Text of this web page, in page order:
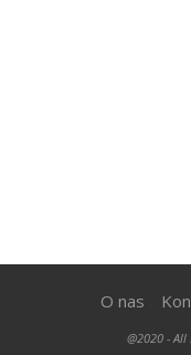
O nas
@2020 - All